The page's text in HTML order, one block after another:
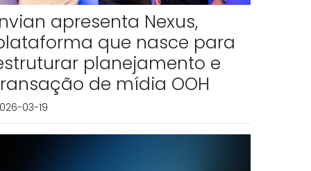
apresenta Nexus,
que nasce para
planejamento e
de mídia OOH
03-19